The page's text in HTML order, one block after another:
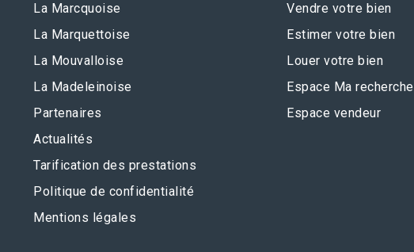
La Marcquoise
La Marquettoise
La Mouvalloise
La Madeleinoise
Partenaires
Actualités
Tarification des prestations
Politique de confidentialité
Mentions légales
Vendre votre bien
Estimer votre bien
Louer votre bien
Espace Ma recherche
Espace vendeur